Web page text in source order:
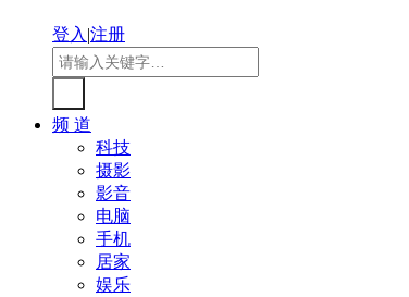
登入|注册
频 道
科技
摄影
影音
电脑
手机
居家
娱乐